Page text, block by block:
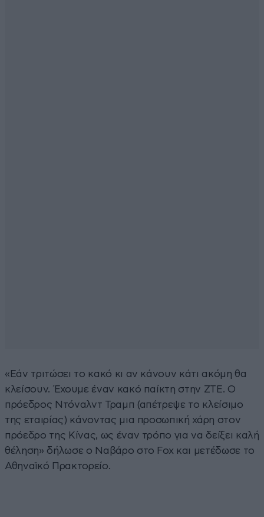
«Εάν τριτώσει το κακό κι αν κάνουν κάτι ακόμη θα
κλείσουν. Έχουμε έναν κακό παίκτη στην ZTE. Ο
πρόεδρος Ντόναλντ Τραμπ (απέτρεψε το κλείσιμο
της εταιρίας) κάνοντας μια προσωπική χάρη στον
πρόεδρο της Κίνας, ως έναν τρόπο για να δείξει καλή
θέληση» δήλωσε ο Ναβάρο στο Fox και μετέδωσε το
Αθηναϊκό Πρακτορείο.